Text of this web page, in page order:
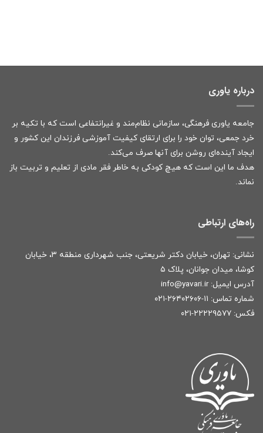
درباره یاوری
جامعه یاوری فرهنگی، سازمانی نظام‌مند و غیرانتفاعی است که با تکیه بر
خرد جمعی، توان خود را برای ارتقای کیفیت آموزشی فرزندان این کشور و
ایجاد آینده‌ای روشن برای آنها صرف می‌کند.
هدف ما این است که هیچ کودکی به خاطر فقر مادی از تعلیم و تربیت باز
نماند.
راه‌های ارتباطی
نشانی: تهران، خیابان دکتر شریعتی، جنب شهرداری منطقه ۳، خیابان
کوشا، میدان جوانان، پلاک ۵
آدرس ایمیل: info@yavari.ir
شماره تماس: ۱۱-۲۶۴۰۲۶۰۶-۰۲۱
فکس: ۲۲۲۲۹۵۷۷-۰۲۱